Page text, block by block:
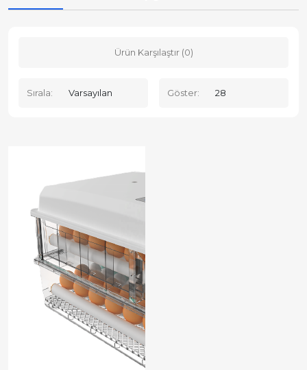
Ürün Karşılaştır (0)
Sırala: Göster: